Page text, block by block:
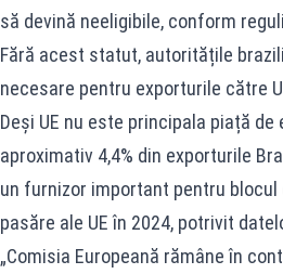
să devină neeligibile, conform
Fără acest statut, autoritățile
necesare pentru exporturile către
Deși UE nu este principala piață
aproximativ 4,4% din exporturile
un furnizor important pentru blocul
pasăre ale UE în 2024, potrivit
„Comisia Europeană rămâne în